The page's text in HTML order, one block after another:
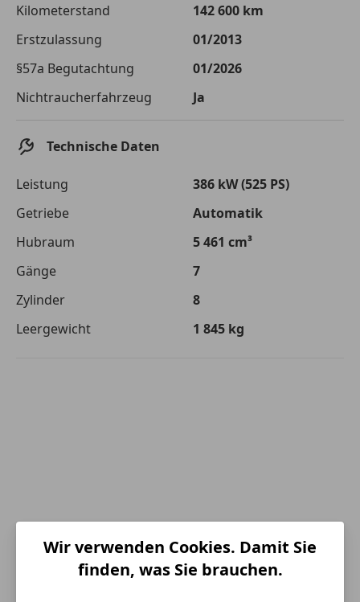
Monatliche Rate € 340,46
von der von Ihnen gewählten Bank. Rückzahlungszeitraum 1-10
Jetzt berechnen
Kilometerstand
142 600 km
Erstzulassung
01/2013
§57a Begutachtung
01/2026
Nichtraucherfahrzeug
Ja
Technische Daten
Leistung
386 kW (525 PS)
Getriebe
Automatik
Hubraum
5 461 cm³
Gänge
7
Zylinder
8
Leergewicht
1 845 kg
Wir verwenden Cookies. Damit Sie
finden, was Sie brauchen.